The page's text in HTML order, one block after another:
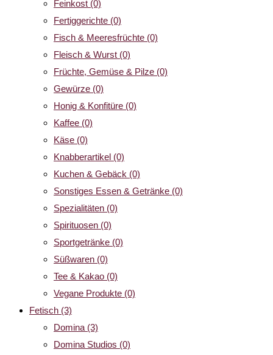
Feinkost (0)
Fertiggerichte (0)
Fisch & Meeresfrüchte (0)
Fleisch & Wurst (0)
Früchte, Gemüse & Pilze (0)
Gewürze (0)
Honig & Konfitüre (0)
Kaffee (0)
Käse (0)
Knabberartikel (0)
Kuchen & Gebäck (0)
Sonstiges Essen & Getränke (0)
Spezialitäten (0)
Spirituosen (0)
Sportgetränke (0)
Süßwaren (0)
Tee & Kakao (0)
Vegane Produkte (0)
Fetisch (3)
Domina (3)
Domina Studios (0)